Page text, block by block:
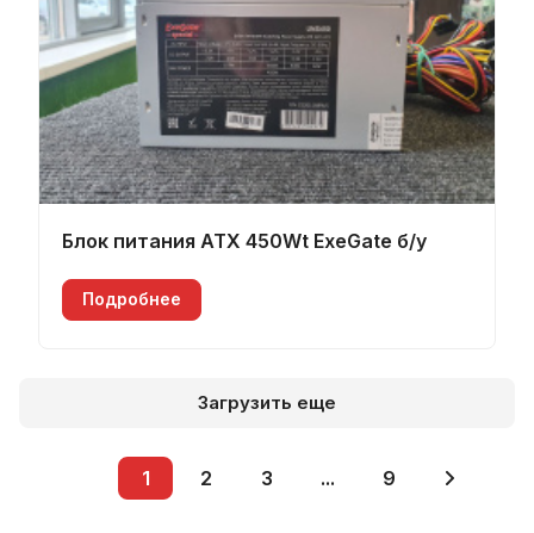
Блок питания ATX 450Wt ExeGate б/у
Подробнее
Загрузить еще
1 2 3 ... 9